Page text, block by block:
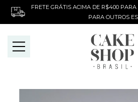
FRETE GRÁTIS ACIMA DE R$400
PARA OUTROS